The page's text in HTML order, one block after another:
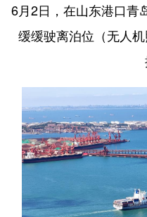
6月2日，在山东港口青
缓缓驶离泊位（无人